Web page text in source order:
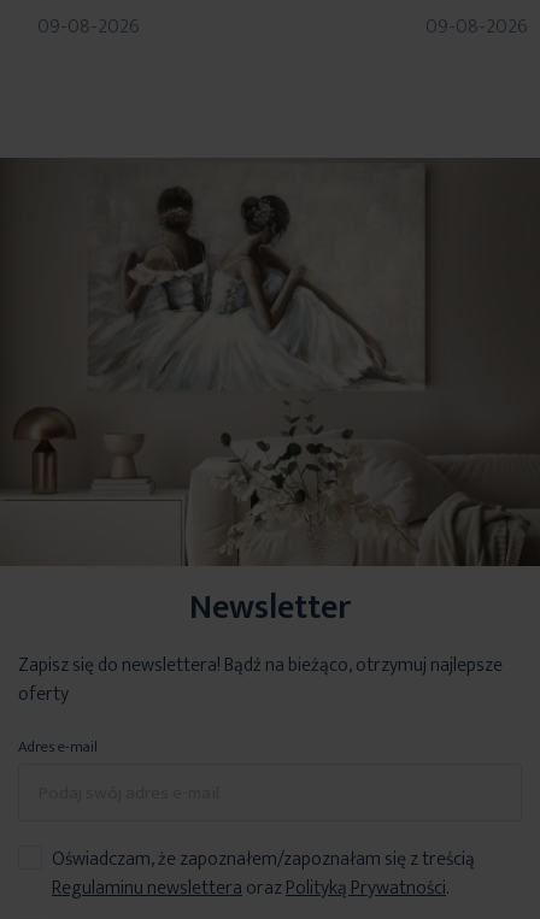
09-08-2026
09-08-2026
Newsletter
Zapisz się do newslettera! Bądź na bieżąco, otrzymuj najlepsze
oferty
Adres e-mail
Oświadczam, że zapoznałem/zapoznałam się z treścią
Regulaminu newsletteraorazPolityką Prywatności.